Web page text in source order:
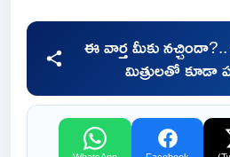
ఈ వార్త మీకు
మిత్రులతో కూడా